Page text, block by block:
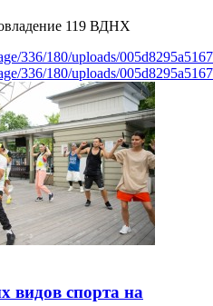
119 ВДНХ
336/180/uploads/
336/180/uploads/
видов спорта на